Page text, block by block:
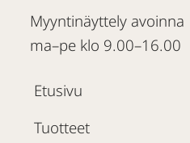
Myyntinäyttely avoinna
ma–pe klo 9.00–16.00
Etusivu
Tuotteet